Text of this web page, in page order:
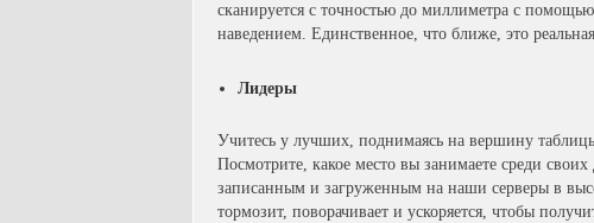
сканируется с точностью до миллиметра с
наведением. Единственное, что ближе, это
Лидеры
Учитесь у лучших, поднимаясь на вершину
Посмотрите, какое место вы занимаете среди
записанным и загруженным на наши серверы в
тормозит, поворачивает и ускоряется, чтобы